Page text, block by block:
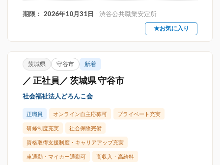
期限： 2026年10月31日 - 渋谷公共職業安定所
★お気に入り
茨城県 守谷市 新着
／ 正社員／ 茨城県 守谷市
社会福祉法人どろんこ会
正職員 オンライン自主応募可 プライベート充実
研修制度充実 社会保険完備
資格取得支援制度・キャリアアップ充実
車通勤・マイカー通勤可 高収入・高給料